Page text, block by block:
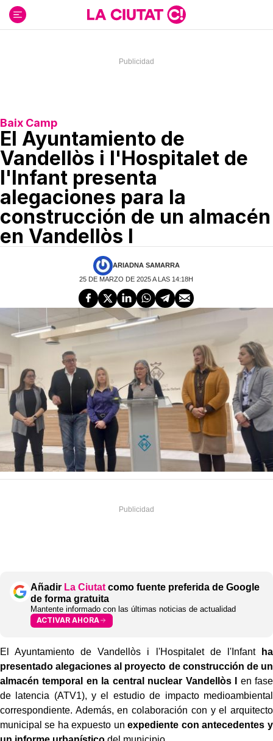
contenido
Baix Camp
El Ayuntamiento de
Vandellòs i l'Hospitalet de
l'Infant presenta
alegaciones para la
construcción de un almacén
en Vandellòs I
ARIADNA SAMARRA
25 DE MARZO DE 2025 A LAS 14:18H
Añadir La Ciutat como fuente preferida de Google
de forma gratuita
Mantente informado con las últimas noticias de actualidad
ACTIVAR AHORA
El Ayuntamiento de Vandellòs i l'Hospitalet de l'Infant
ha
presentado alegaciones al proyecto de construcción de un
almacén temporal en la central nuclear Vandellòs I
en fase
de latencia (ATV1), y el estudio de impacto medioambiental
correspondiente. Además, en colaboración con y el arquitecto
municipal se ha expuesto unexpediente con antecedentes y